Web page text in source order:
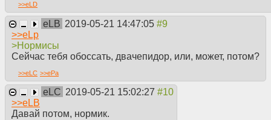
интернетов, когда во всем
коммунизм и социализм)
контента приравнивается к
наказаны за пересказ сюжета.
Японии за пиратсво сажают.
>>eLD
eLB 2019-05-21 14:47:05
>>eLp
>Нормисы
Сейчас тебя обоссать, двачепидор, или, может, потом?
>>eLC >>ePa
eLC 2019-05-21 15:02:27
>>eLB
Давай потом, нормик.